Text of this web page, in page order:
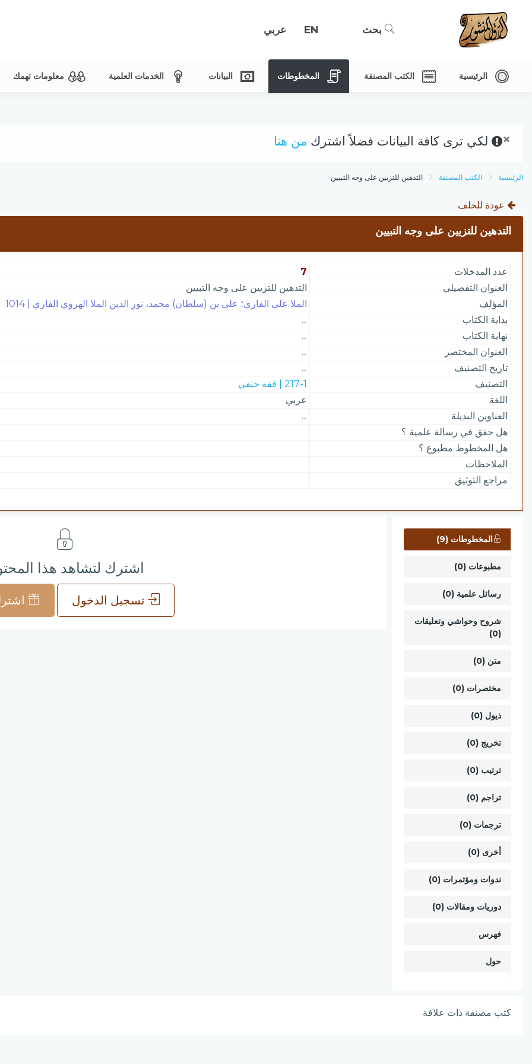
بحث EN عربي
الرئيسية الكتب المصنفة المخطوطات البيانات الخدمات العلمية معلومات تهمك
× لكي ترى كافة البيانات فضلاً اشترك من هنا
الرئيسية الكتب المصنفة التدهين للتزيين على وجه التبيين
عودة للخلف
التدهين للتزيين على وجه التبيين
عدد المدخلات
7
العنوان التفصيلي
التدهين للتزيين على وجه التبيين
المؤلف
الملا علي القاري؛ علي بن (سلطان) محمد، نور الدين الملا الهروي القاري | 1014
بداية الكتاب
...
نهاية الكتاب
...
العنوان المختصر
...
تاريخ التصنيف
...
التصنيف
217-1 | فقه حنفي
اللغة
عربي
العناوين البديلة
...
هل حقق في رسالة علمية ؟
هل المخطوط مطبوع ؟
الملاحظات
مراجع التوثيق
المخطوطات (9)
مطبوعات (0)
رسائل علمية (0)
شروح وحواشي وتعليقات
(0)
متن (0)
مختصرات (0)
ذيول (0)
تخريج (0)
ترتيب (0)
تراجم (0)
ترجمات (0)
أخرى (0)
ندوات ومؤتمرات (0)
دوريات ومقالات (0)
فهرس
حول
اشترك لتشاهد هذا
تسجيل الدخول
كتب مصنفة ذات علاقة